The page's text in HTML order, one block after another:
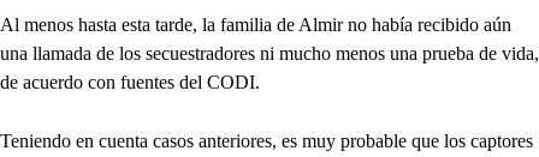
Al menos hasta esta tarde, la familia de Almir no había recibido aún
una llamada de los secuestradores ni mucho menos una prueba de vida,
de acuerdo con fuentes del CODI.
Teniendo en cuenta casos anteriores, es muy probable que los captores